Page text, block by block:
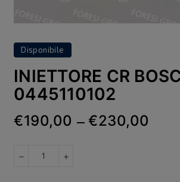
Disponibile
INIETTORE CR
0445110102
€190,00 — €230,00